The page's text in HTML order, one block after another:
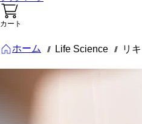
カート
ホーム /// Life Science /// リ